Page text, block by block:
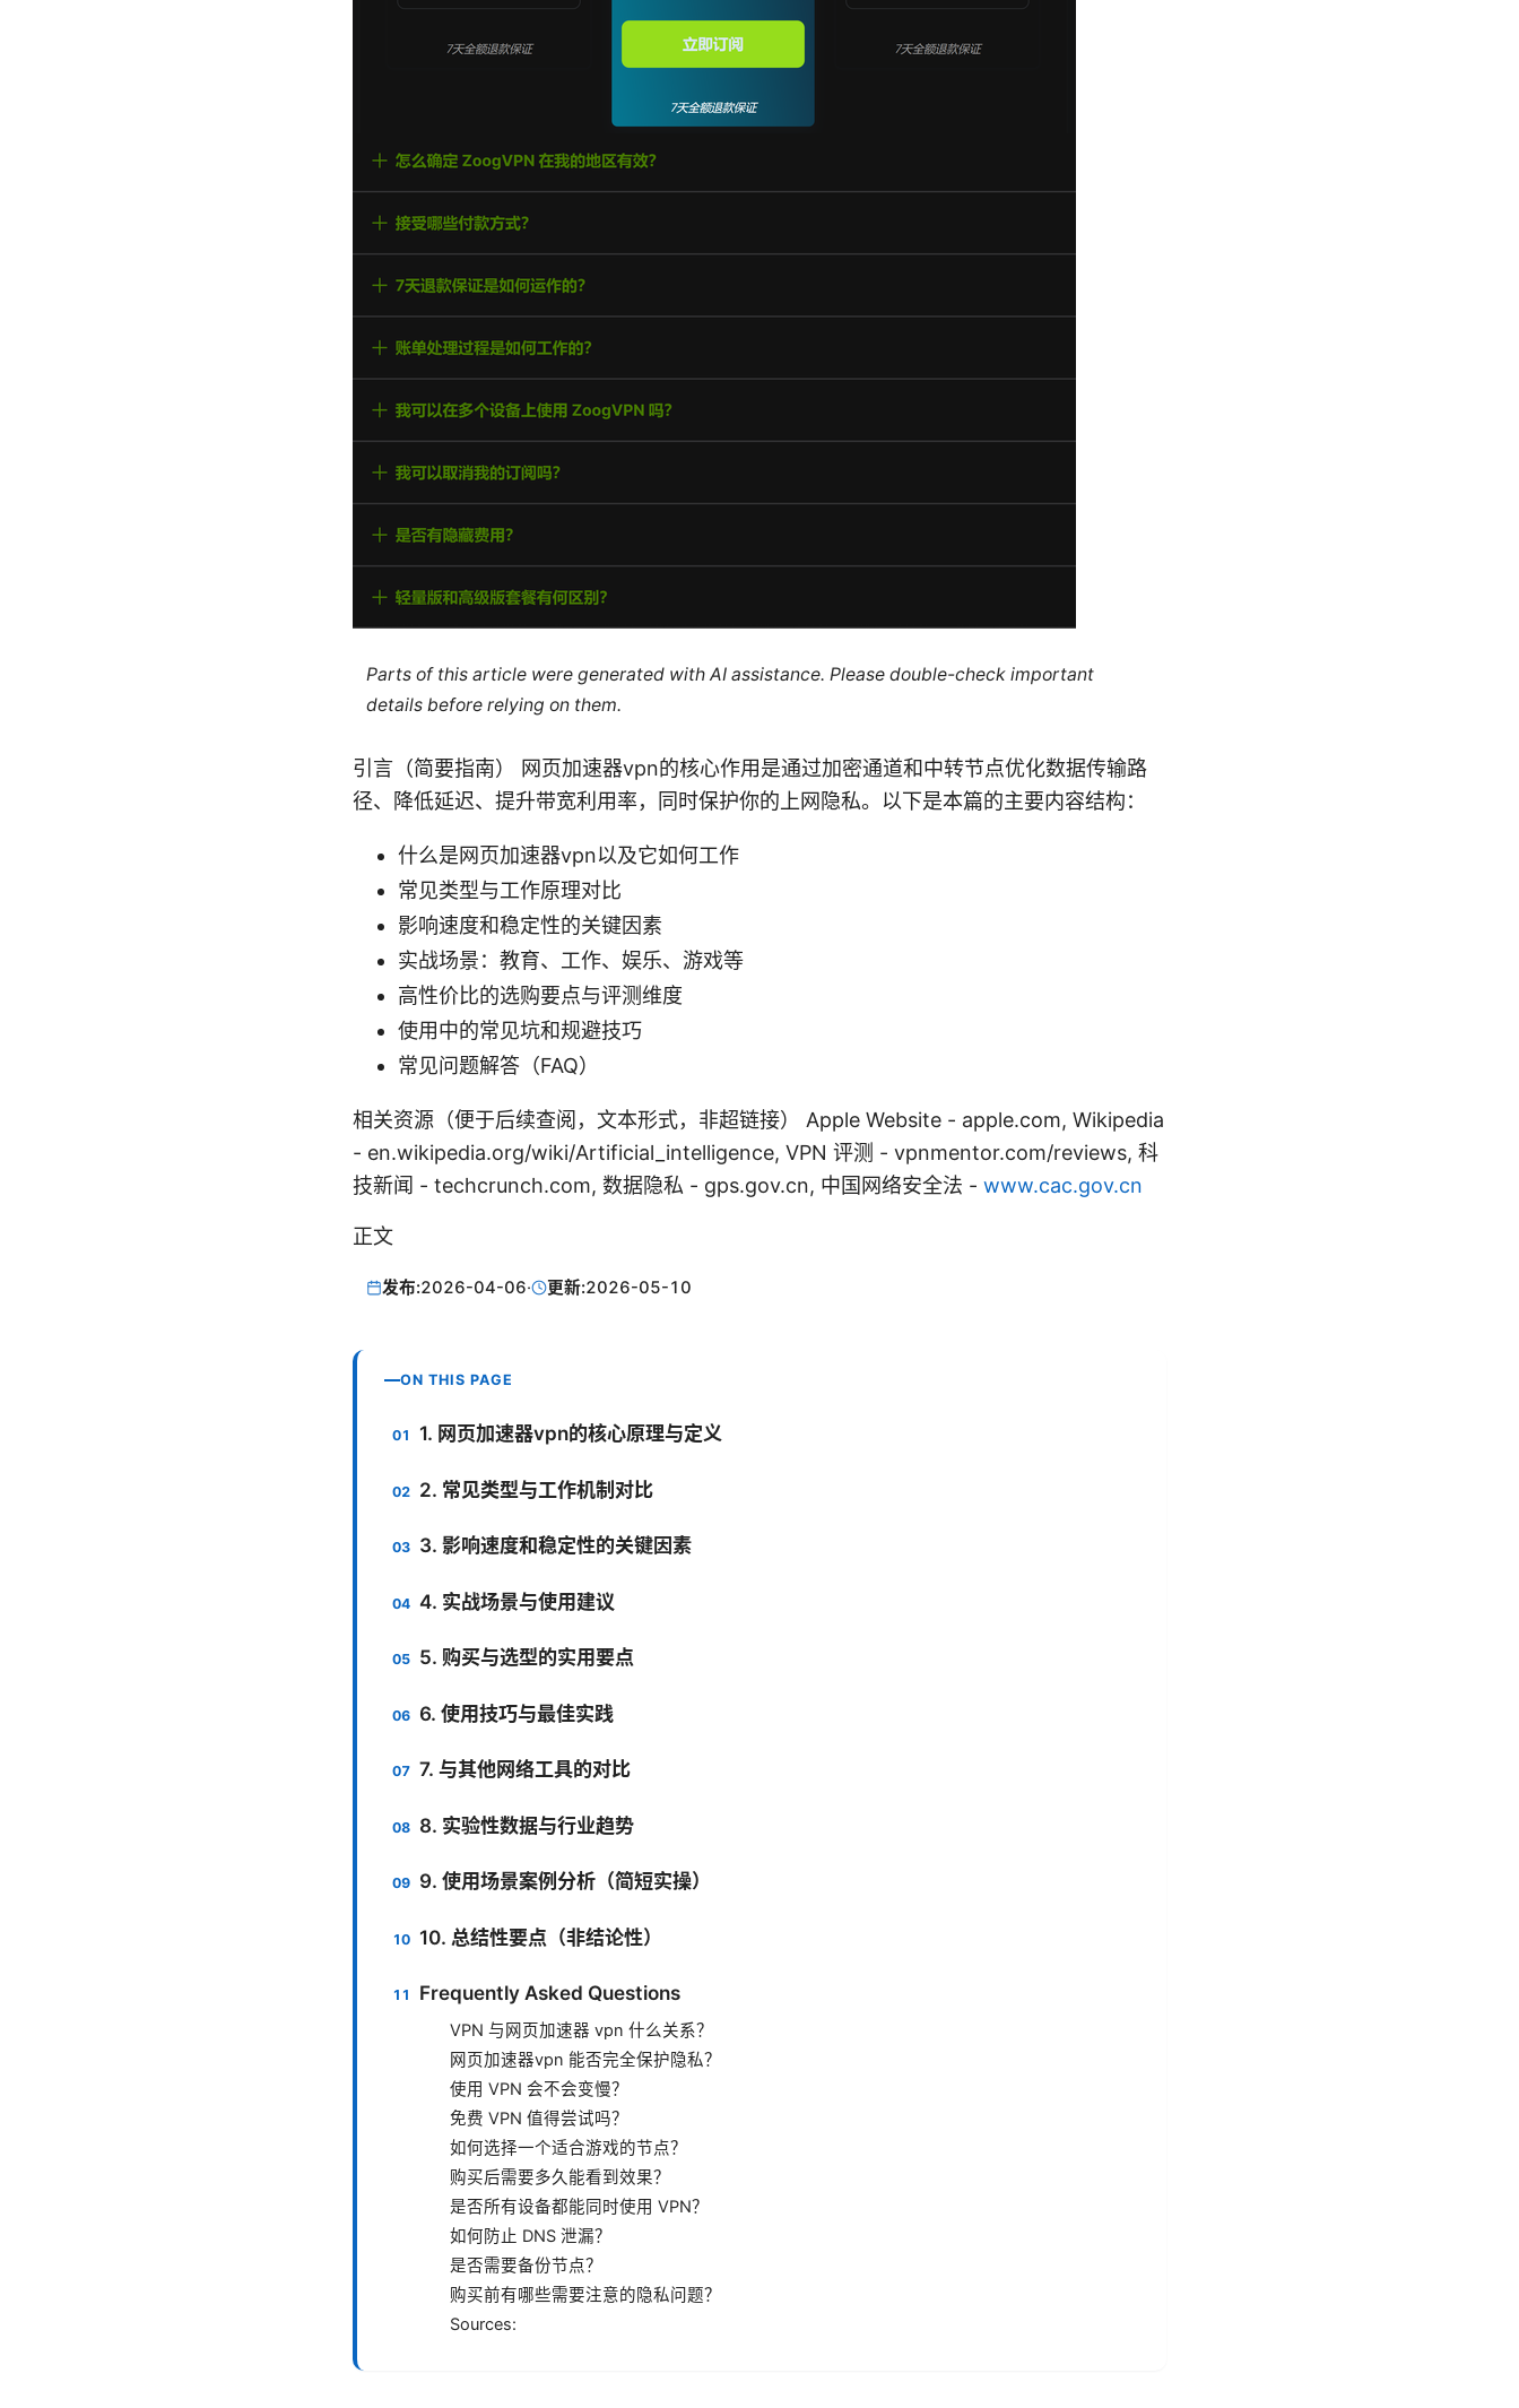
Parts of this article were generated with AI assistance. Please double-check important
details before relying on them.
引言（简要指南） 网页加速器vpn的核心作用是通过加密通道和中转节点优化数据传输路
径、降低延迟、提升带宽利用率，同时保护你的上网隐私。以下是本篇的主要内容结构：
什么是网页加速器vpn以及它如何工作
常见类型与工作原理对比
影响速度和稳定性的关键因素
实战场景：教育、工作、娱乐、游戏等
高性价比的选购要点与评测维度
使用中的常见坑和规避技巧
常见问题解答（FAQ）
相关资源（便于后续查阅，文本形式，非超链接） Apple Website - apple.com, Wikipedia
- en.wikipedia.org/wiki/Artificial_intelligence, VPN 评测 - vpnmentor.com/reviews, 科
技新闻 - techcrunch.com, 数据隐私 - gps.gov.cn, 中国网络安全法 - www.cac.gov.cn
正文
发布:2026-04-06· 更新:2026-05-10
ON THIS PAGE
1. 网页加速器vpn的核心原理与定义
2. 常见类型与工作机制对比
3. 影响速度和稳定性的关键因素
4. 实战场景与使用建议
5. 购买与选型的实用要点
6. 使用技巧与最佳实践
7. 与其他网络工具的对比
8. 实验性数据与行业趋势
9. 使用场景案例分析（简短实操）
10. 总结性要点（非结论性）
Frequently Asked Questions
VPN 与网页加速器 vpn 什么关系？
网页加速器vpn 能否完全保护隐私？
使用 VPN 会不会变慢？
免费 VPN 值得尝试吗？
如何选择一个适合游戏的节点？
购买后需要多久能看到效果？
是否所有设备都能同时使用 VPN？
如何防止 DNS 泄漏？
是否需要备份节点？
购买前有哪些需要注意的隐私问题？
Sources: